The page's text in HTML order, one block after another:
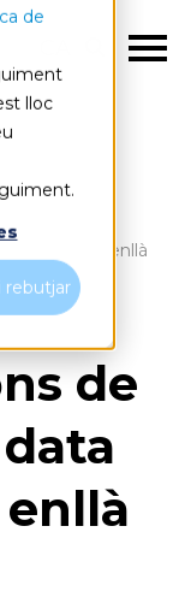
de
lloc
rebutjar
més enllà
de